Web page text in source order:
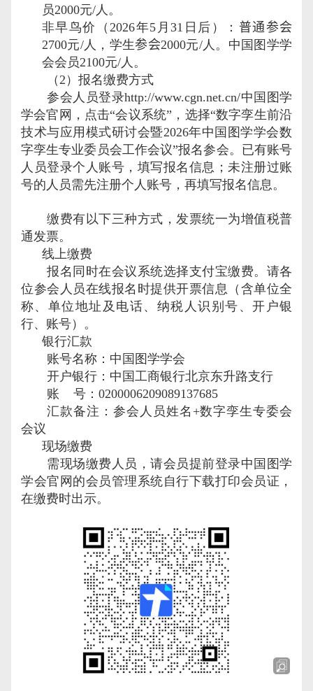
员2000元/ 人。
非早鸟价（ 2026年5 月31 日后）： 普通参会
2700元/人，学生参会2000元/人。中国图学学
会会员2100元/ 人。
（ 2 ）报名缴费方式
参会人员登录http://www.cgn.net.cn/中国图学
学会官网，点击“会议系统” ，选择“数字孪生前沿
技术与应用模式研讨会暨2026年中国图学学会数
字孪生专业委员会工作会议”报名参会。已有账号
人员登录个人账号，填写报名信息；未注册过账
号的人员需先注册个人账号，再填写报名信息。
缴费有以下三种方式，发票统一为增值税普
通发票。
线上缴费
报名同时在会议系统选择支付宝缴费。请各
位参会人员在线报名时提供开票信息（含单位全
称、单位地址及电话、纳税人识别号、开户银
行、账号）。
银行汇款
账号名称：中国图学学会
开户银行：中国工商银行北京东升路支行
账 号：0200006209089137685
汇款备注：参会人员姓名 +数字孪生专委会
会议
现场缴费
需现场缴费人员，请会员提前登录中国图学
学会官网的会员管理系统自行下载打印会员证，
在缴费时出示。